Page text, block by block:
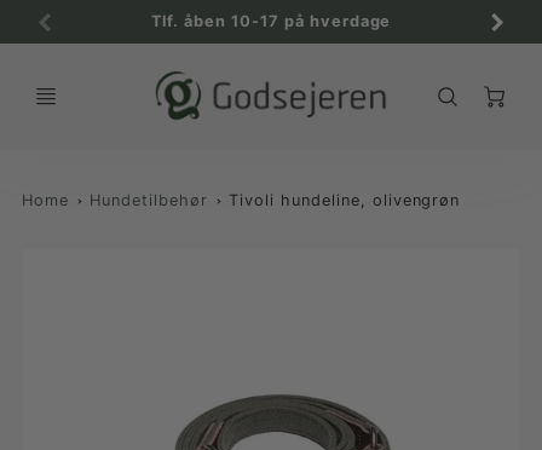
Tlf. åben 10-17 på hverdage
Home Hundetilbehør Tivoli hundeline, olivengrøn